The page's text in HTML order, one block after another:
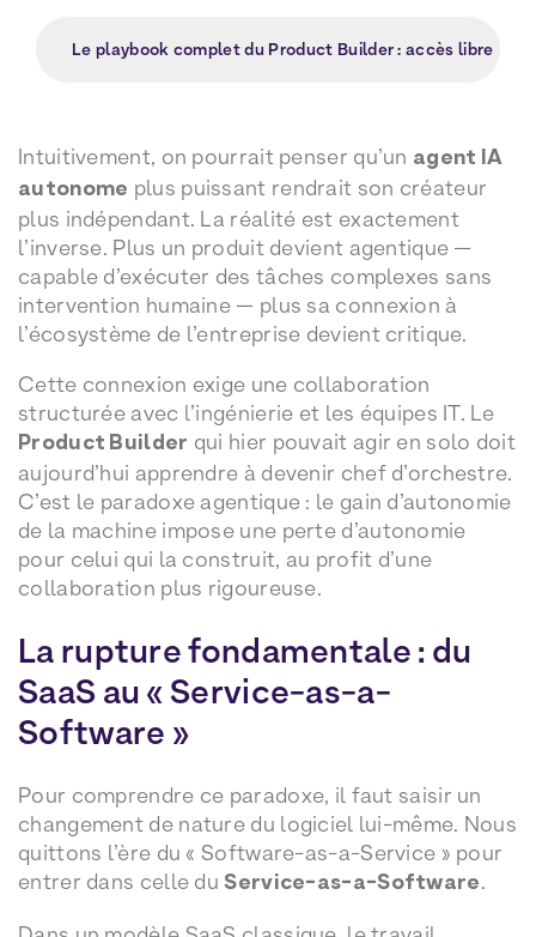
Le playbook complet du Product Builder : accès libre
Intuitivement, on pourrait penser qu’un agent IA
autonome plus puissant rendrait son créateur
plus indépendant. La réalité est exactement
l’inverse. Plus un produit devient agentique —
capable d’exécuter des tâches complexes sans
intervention humaine — plus sa connexion à
l’écosystème de l’entreprise devient critique.
Cette connexion exige une collaboration
structurée avec l’ingénierie et les équipes IT. Le
Product Builder qui hier pouvait agir en solo doit
aujourd’hui apprendre à devenir chef d’orchestre.
C’est le paradoxe agentique : le gain d’autonomie
de la machine impose une perte d’autonomie
pour celui qui la construit, au profit d’une
collaboration plus rigoureuse.
La rupture fondamentale : du
SaaS au « Service-as-a-
Software »
Pour comprendre ce paradoxe, il faut saisir un
changement de nature du logiciel lui-même. Nous
quittons l’ère du « Software-as-a-Service » pour
entrer dans celle duService-as-a-Software.